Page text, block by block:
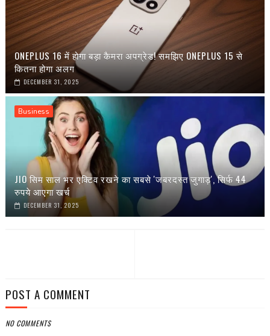
ONEPLUS 16 में होगा बड़ा कैमरा अपग्रेड! समझिए ONEPLUS 15 से
कितना होगा अलग
DECEMBER 31, 2025
Business
JIO सिम साल भर एक्टिव रखने का सबसे 'जबरदस्त जुगाड़', सिर्फ 44
रुपये आएगा खर्च
DECEMBER 31, 2025
POST A COMMENT
NO COMMENTS